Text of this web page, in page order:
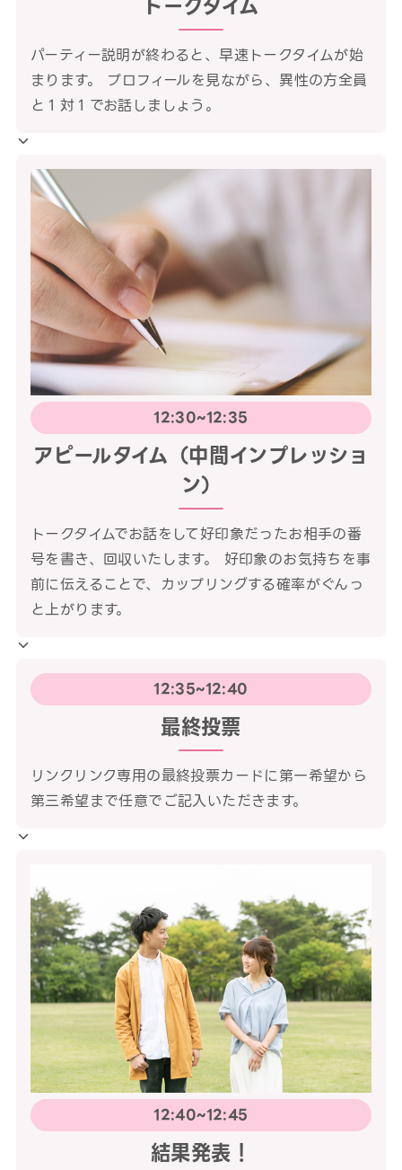
パーティー説明が終わると、早速トークタイムが始
まります。 プロフィールを見ながら、異性の方全員
と１対１でお話しましょう。
12:30~12:35
アピールタイム（中間インプレッショ
ン）
トークタイムでお話をして好印象だったお相手の番
号を書き、回収いたします。 好印象のお気持ちを事
前に伝えることで、カップリングする確率がぐんっ
と上がります。
12:35~12:40
最終投票
リンクリンク専用の最終投票カードに第一希望から
第三希望まで任意でご記入いただきます。
12:40~12:45
結果発表！